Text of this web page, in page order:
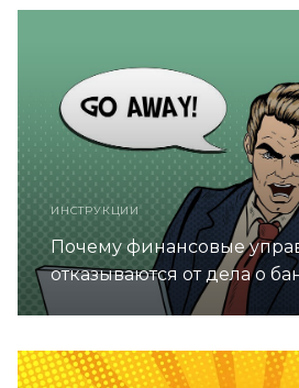
ИНСТРУКЦИИ
Почему финансовые
отказываются от дела о